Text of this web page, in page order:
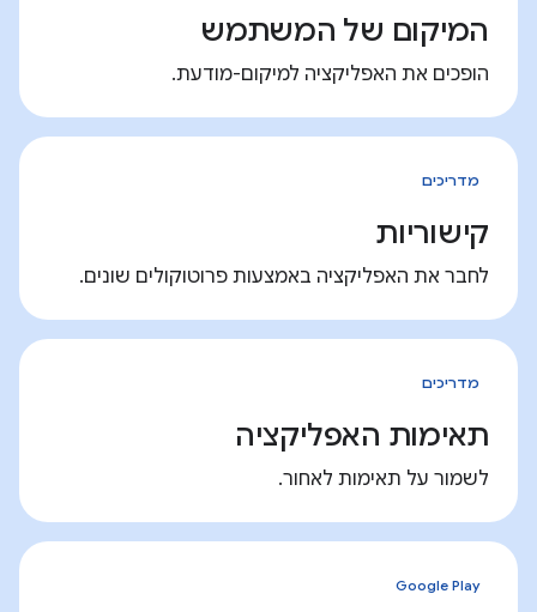
המיקום של המשתמש
הופכים את האפליקציה למיקום-מודעת.
מדריכים
קישוריות
לחבר את האפליקציה באמצעות פרוטוקולים שונים.
מדריכים
תאימות האפליקציה
לשמור על תאימות לאחור.
Google Play